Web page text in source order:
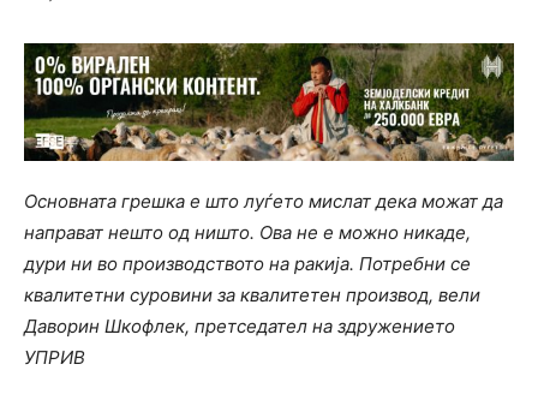
Основната грешка е што луѓето мислат дека можат да
направат нешто од ништо. Ова не е можно никаде,
дури ни во производството на ракија. Потребни се
квалитетни суровини за квалитетен производ, вели
Даворин Шкофлек, претседател на здружението
УПРИВ